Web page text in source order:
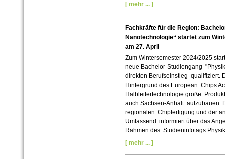
[ mehr ... ]
Fachkräfte für die Region:
Nanotechnologie“ startet zum
am 27. April
Zum Wintersemester 2024/2025
neue Bachelor-Studiengang
direkten Berufseinstieg qualifiziert.
Hintergrund des European Chips
Halbleitertechnologie große
auch Sachsen-Anhalt aufzubauen.
regionalen Chipfertigung und der
Umfassend informiert über das
Rahmen des Studieninfotags
[ mehr ... ]